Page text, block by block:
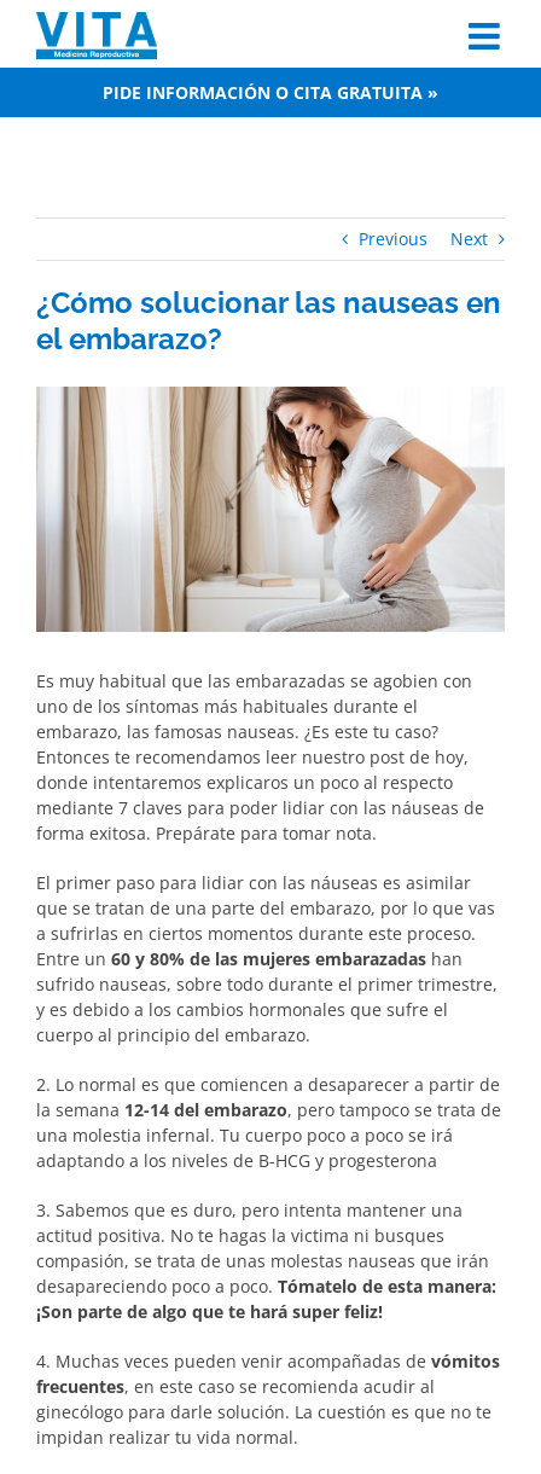
content
PIDE INFORMACIÓN O CITA GRATUITA »
Previous Next
¿Cómo solucionar las nauseas en
el embarazo?
Larger
Image
Es muy habitual que las embarazadas se agobien con
uno de los síntomas más habituales durante el
embarazo, las famosas nauseas. ¿Es este tu caso?
Entonces te recomendamos leer nuestro post de hoy,
donde intentaremos explicaros un poco al respecto
mediante 7 claves para poder lidiar con las náuseas de
forma exitosa. Prepárate para tomar nota.
El primer paso para lidiar con las náuseas es asimilar
que se tratan de una parte del embarazo, por lo que vas
a sufrirlas en ciertos momentos durante este proceso.
Entre un 60 y 80% de las mujeres embarazadas han
sufrido nauseas, sobre todo durante el primer trimestre,
y es debido a los cambios hormonales que sufre el
cuerpo al principio del embarazo.
2. Lo normal es que comiencen a desaparecer a partir de
la semana 12-14 del embarazo, pero tampoco se trata de
una molestia infernal. Tu cuerpo poco a poco se irá
adaptando a los niveles de B-HCG y progesterona
3. Sabemos que es duro, pero intenta mantener una
actitud positiva. No te hagas la victima ni busques
compasión, se trata de unas molestas nauseas que irán
desapareciendo poco a poco. Tómatelo de esta manera:
¡Son parte de algo que te hará super feliz!
4. Muchas veces pueden venir acompañadas de vómitos
frecuentes, en este caso se recomienda acudir al
ginecólogo para darle solución. La cuestión es que no te
impidan realizar tu vida normal.